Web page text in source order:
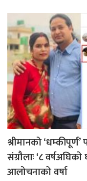
श्रीमानको
संग्रौलाः ‘८
आलोचनाको वर्षा